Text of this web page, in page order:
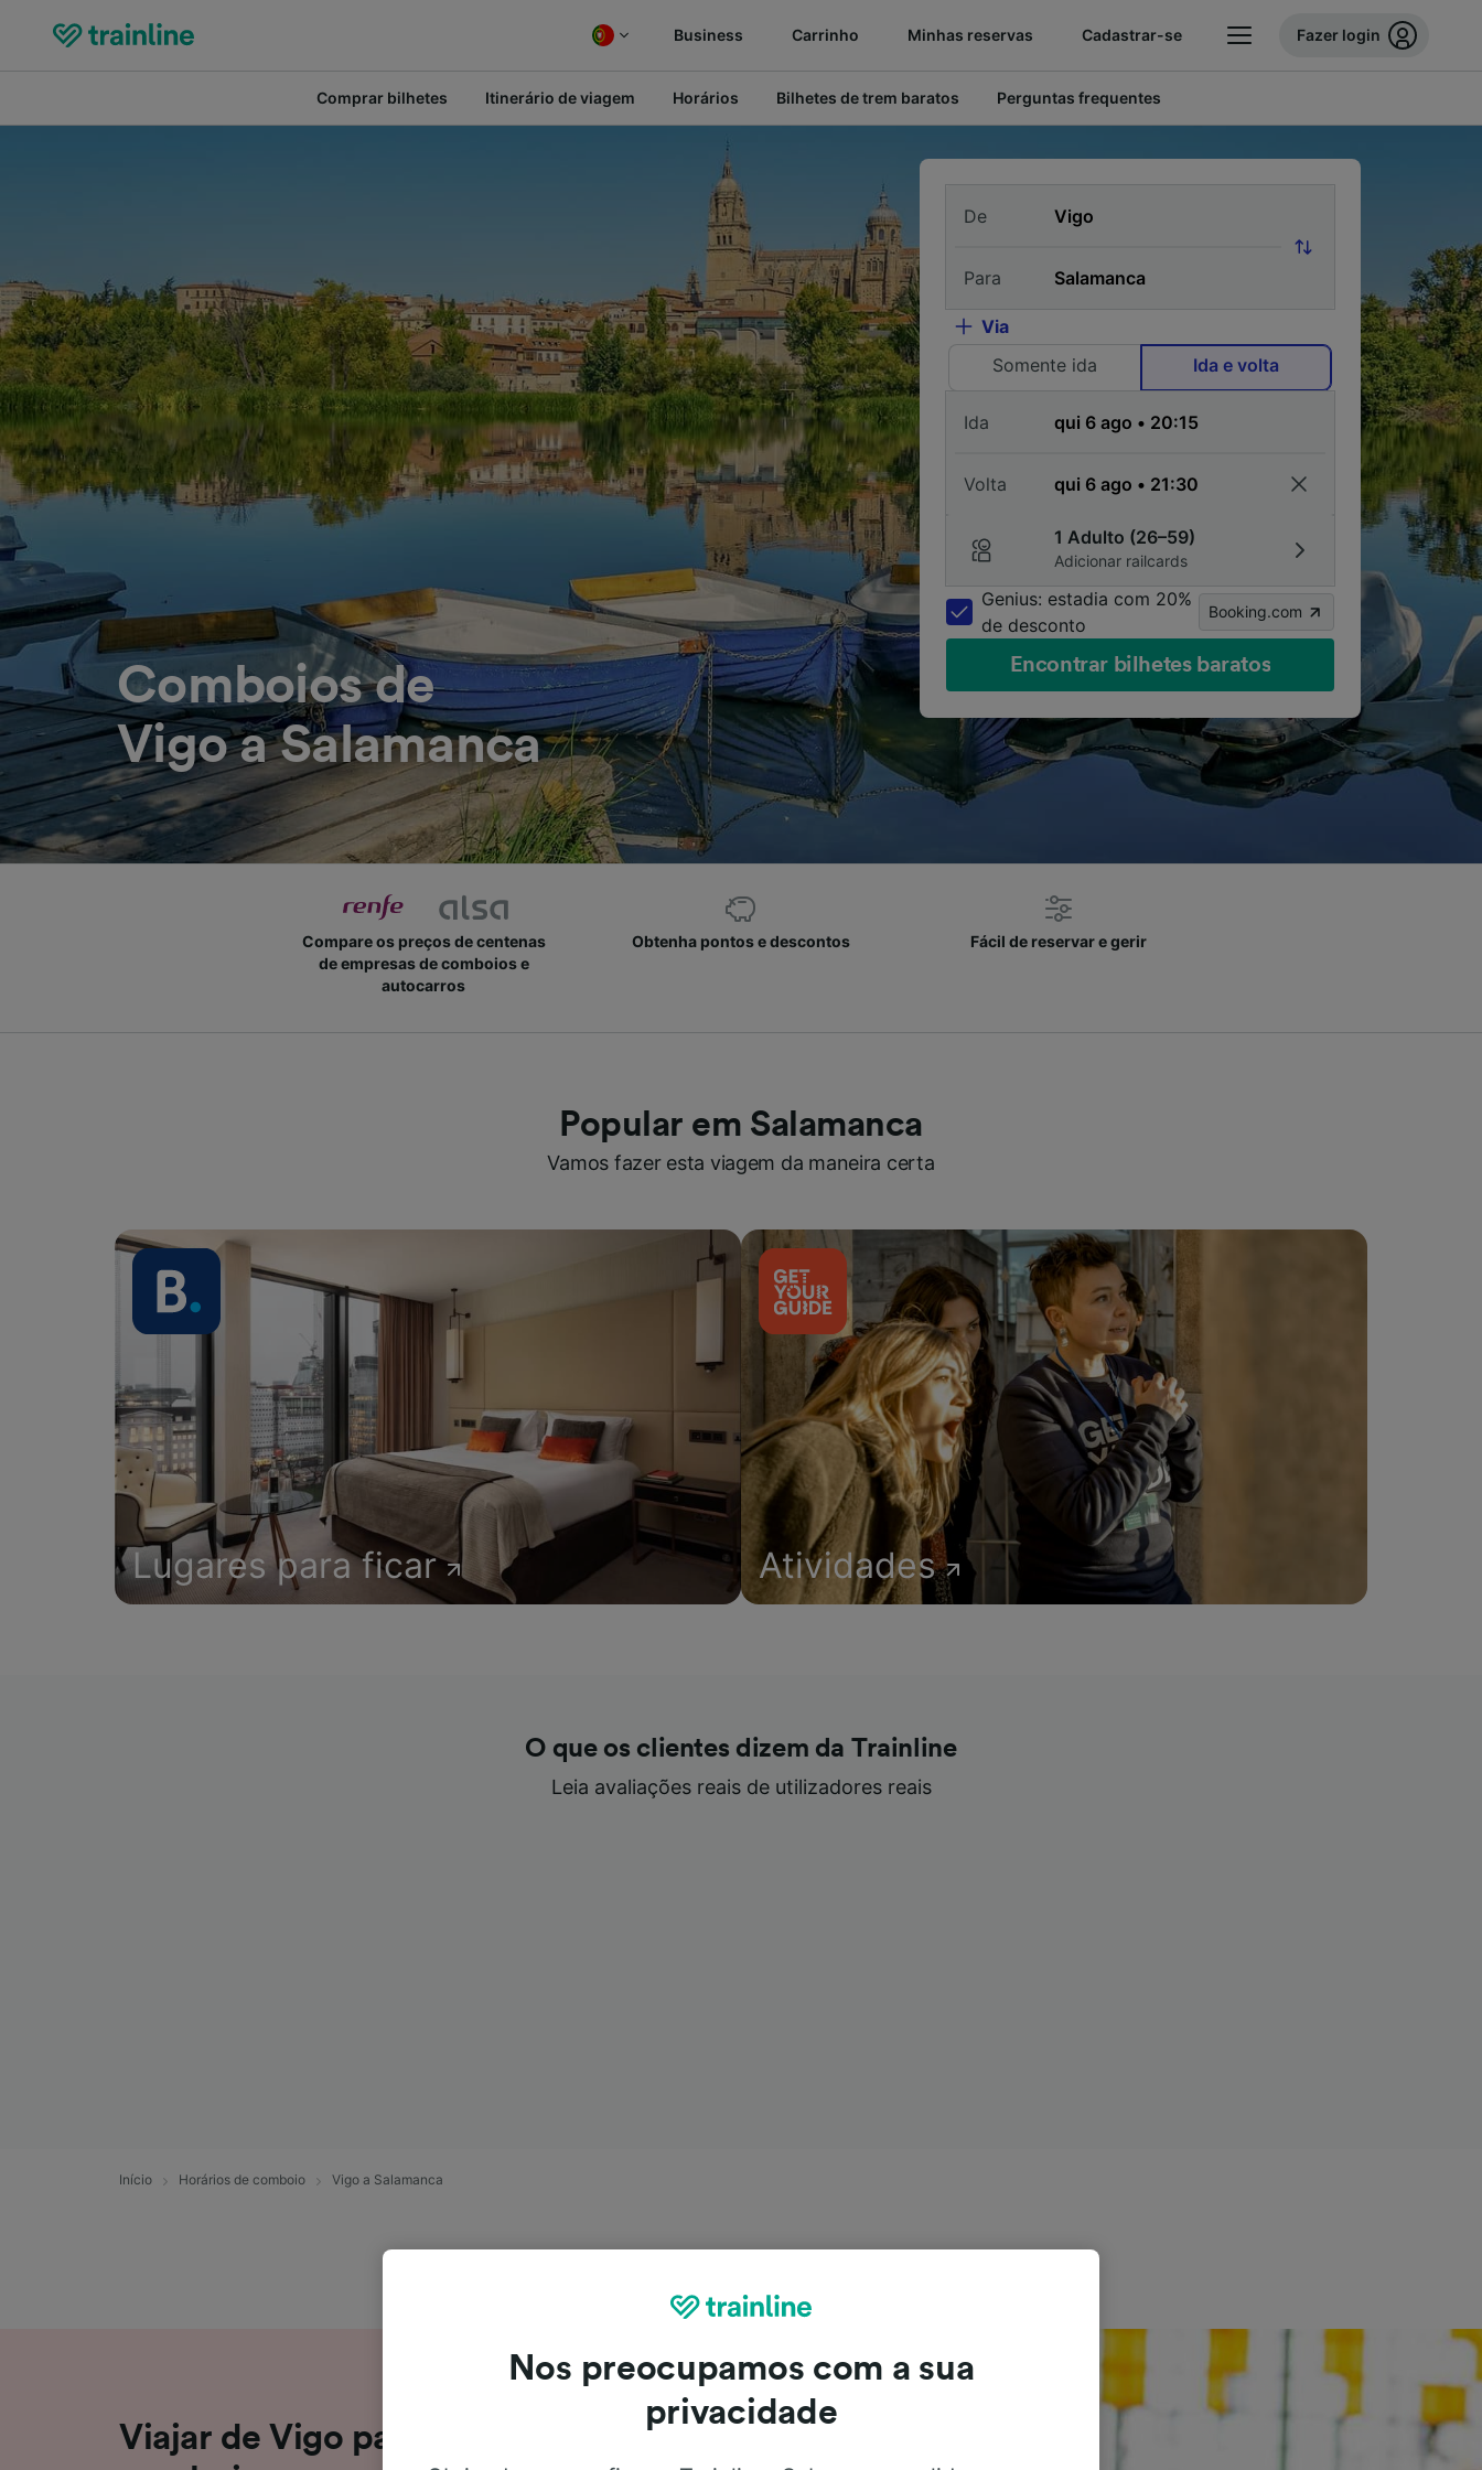
Business Carrinho Minhas reservas Cadastrar-se Fazer login
Comprar bilhetes Itinerário de viagem Horários Bilhetes de trem baratos Perguntas frequentes
Comboios de
Vigo a Salamanca
De
Para
Via
Somente ida
Ida e volta
Ida
Volta
1 Adulto (26–59)
Adicionar railcards
Genius: estadia com 20%
de desconto
Booking.com
Encontrar bilhetes baratos
Compare os preços de centenas
de empresas de comboios e
autocarros
Obtenha pontos e descontos Fácil de reservar e gerir
Popular em Salamanca
Vamos fazer esta viagem da maneira certa
Lugares para ficar Atividades
O que os clientes dizem da Trainline
Leia avaliações reais de utilizadores reais
Início Horários de comboio Vigo a Salamanca
Viajar de Vigo para Salamanca de
Nos preocupamos com a sua
privacidade